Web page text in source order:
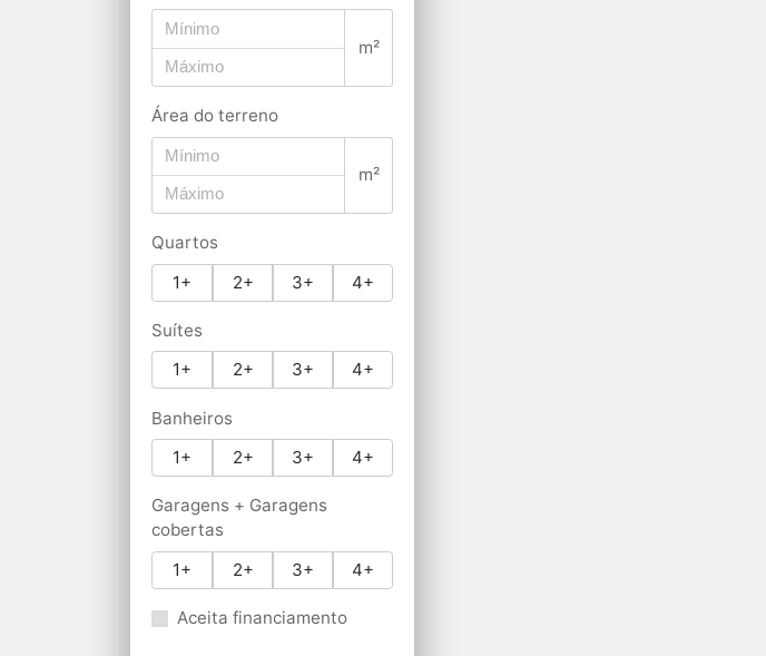
m²
Área do terreno
m²
Quartos
1+
2+ 3+ 4+
Suítes
1+
2+ 3+ 4+
Banheiros
1+
2+ 3+ 4+
Garagens + Garagens
cobertas
1+
2+ 3+ 4+
Aceita financiamento